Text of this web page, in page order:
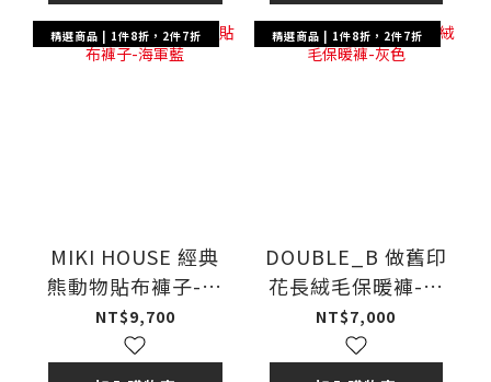
精選商品 | 1件8折，2件7折
MIKI HOUSE 經典
熊動物貼布褲子-海
軍藍
NT$9,700
精選商品 | 1件8折，2件7折
DOUBLE_B 做舊印
花長絨毛保暖褲-灰
色
NT$7,000